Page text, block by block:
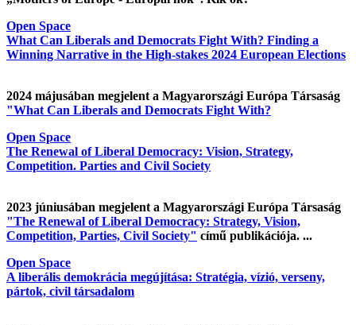
Open Space
What Can Liberals and Democrats Fight With? Finding a
Winning Narrative in the High-stakes 2024 European Elections
2024 májusában megjelent a Magyarországi Európa Társaság
"What Can Liberals and Democrats Fight With?
Open Space
The Renewal of Liberal Democracy: Vision, Strategy,
Competition. Parties and Civil Society
2023 júniusában megjelent a Magyarországi Európa Társaság
"The Renewal of Liberal Democracy: Strategy, Vision,
Competition, Parties, Civil Society" című publikációja. ...
Open Space
A liberális demokrácia megújítása: Stratégia, vízió, verseny,
pártok, civil társadalom